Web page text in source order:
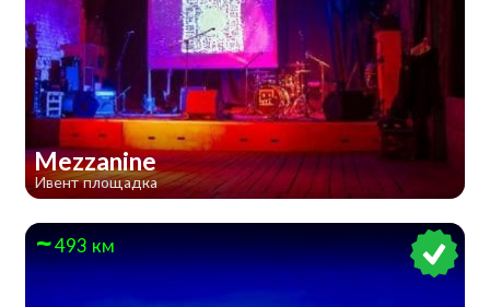
Mezzanine
Ивент площадка
493 км